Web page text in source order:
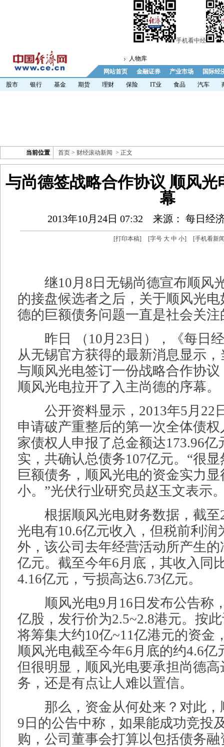
手机看中经
人物库
网站首页
金融证券 产业市场
国际经
股市
银行 基金 期货 理财 保险 IT业 食品 汽车
当前位置 首页 > 财经滚动新闻 > 正文
与尚德签战略合作协议 顺风光
幕
2013年10月24日 07:32 来源： 每日经
[打印本稿] [字号 大 中 小] [手机看新
继10月8日无锡尚德宣布顺风
的接盘候选者之后，关于顺风光
德的巨额债务问题一直是社会关注
昨日 （10月23日），《每日经
从无锡官方获得的最新消息显示
与顺风光电签订一份战略合作协
顺风光电拉开了入主尚德的序幕。
公开资料显示，2013年5月22
申请破产重整后的第一次全体债权
家债权人申报了总金额达173.96亿
实，共确认总债务107亿元。“很
巨额债务，顺风光电的资金实力
小。”光伏行业研究员赵玉文表示
根据顺风光电财务数据，截至
光电有10.6亿元收入，但税前利润
外，该公司去年经营活动所产生的
亿元。截至今年6月底，其收入同
4.16亿元，亏损高达6.73亿元。
顺风光电9月16日发布公告称
亿股，发行价为2.5~2.8港元。按
将筹集大约10亿~11亿港元的资金
顺风光电截至今年6月底的约4.6亿
但很明显，顺风光电要承担尚德高
务，还是有点让人难以置信。
那么，资金从何处来？对此，
9日的公告中称，如果能成功竞投
购，公司董事会打算以包括债务